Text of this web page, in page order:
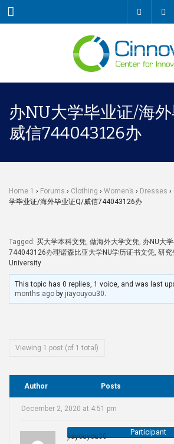
Menu
办NU大学毕业证/海
威信744043126办
Home 1 › Forums › Clothing › Women’s › Dresses ›
学毕业证/海外毕业证Q/威信744043126办
Tagged: 买大学本科文凭, 做海外大学文凭, 办NU大
744043126办理诺森比亚大学NU学历证书文凭, 研究
University
This topic has 0 replies, 1 voice, and was last
months ago by jiayouyou30.
Viewing 1 post (of 1 total)
Author Posts
December 2, 2020 at 4:51 pm
jiayouyou30 Participant